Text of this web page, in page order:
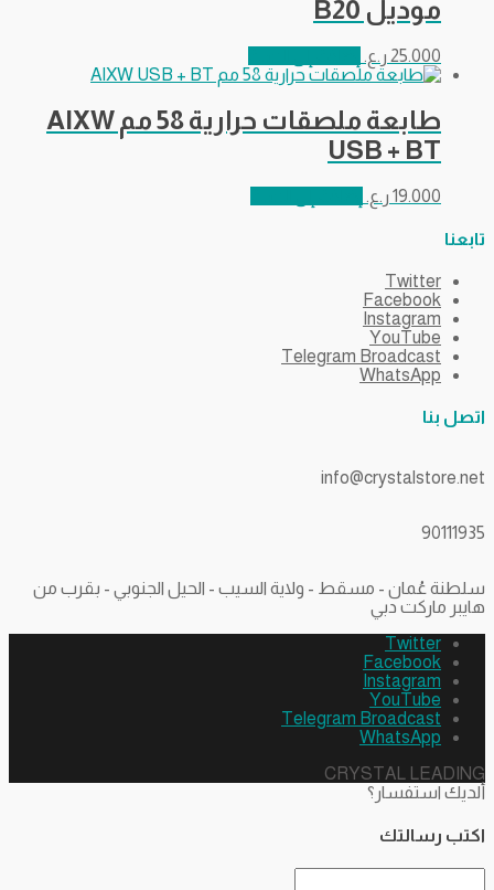
موديل B20
25.000 ر.ع.
طابعة ملصقات حرارية 58 مم AIXW
USB + BT
19.000 ر.ع.
تابعنا
Twitter
Facebook
Instagram
YouTube
Telegram Broadcast
WhatsApp
اتصل بنا
info@crystalstore.net
90111935
سلطنة عُمان - مسقط - ولاية السيب - الحيل الجنوبي - بقرب من
هايبر ماركت دبي
Twitter
Facebook
Instagram
YouTube
Telegram Broadcast
WhatsApp
CRYSTAL LEADING
ألديك استفسار؟
اكتب رسالتك